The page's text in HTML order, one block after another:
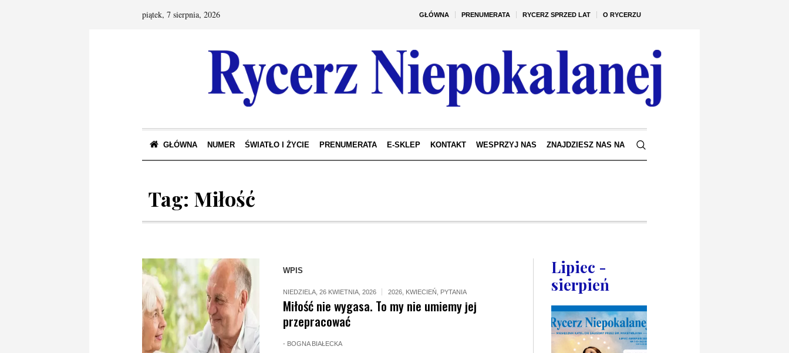
GŁÓWNA PRENUMERATA RYCERZ SPRZED LAT O RYCERZU
piątek, 7 sierpnia, 2026
GŁÓWNA NUMER ŚWIATŁO I ŻYCIE PRENUMERATA E-SKLEP KONTAKT WESPRZYJ NAS ZNAJDZIESZ NAS NA
Tag: Miłość
WPIS
NIEDZIELA, 26 KWIETNIA, 2026 2026, KWIECIEŃ PYTANIA
Miłość nie wygasa. To my nie umiemy jej
przepracować
- BOGNA BIAŁECKA
Lipiec -
sierpień